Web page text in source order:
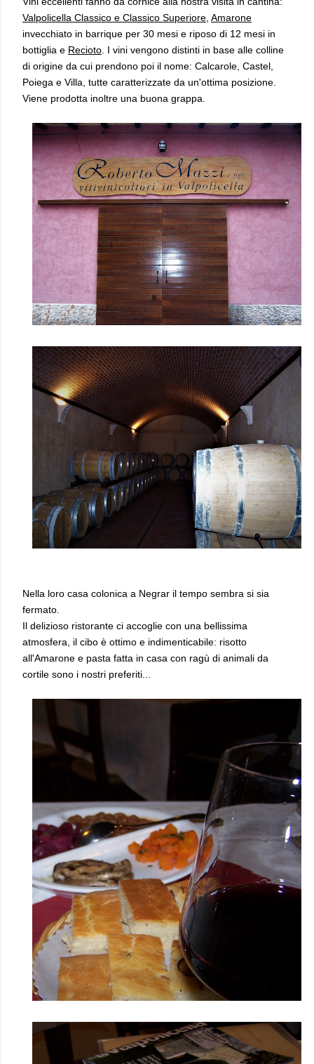
Valpolicella Classico e Classico Superiore Amarone
invecchiato in barrique per 30 mesi e riposo di 12 mesi in
bottiglia e Recioto . I vini vengono distinti in base alle colline
di origine da cui prendono poi il nome: Calcarole, Castel,
Poiega e Villa, tutte caratterizzate da un'ottima posizione.
Viene prodotta inoltre una buona grappa.
Nella loro casa colonica a Negrar il tempo sembra si sia
fermato.
Il delizioso ristorante ci accoglie con una bellissima
atmosfera, il cibo è ottimo e indimenticabile: risotto
all'Amarone e pasta fatta in casa con ragù di animali da
cortile sono i nostri preferiti...